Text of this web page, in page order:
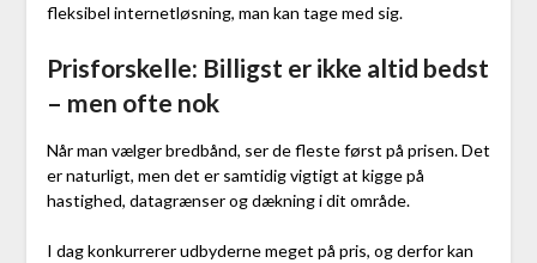
fleksibel internetløsning, man kan tage med sig.
Prisforskelle: Billigst er ikke altid bedst
– men ofte nok
Når man vælger bredbånd, ser de fleste først på prisen. Det
er naturligt, men det er samtidig vigtigt at kigge på
hastighed, datagrænser og dækning i dit område.
I dag konkurrerer udbyderne meget på pris, og derfor kan